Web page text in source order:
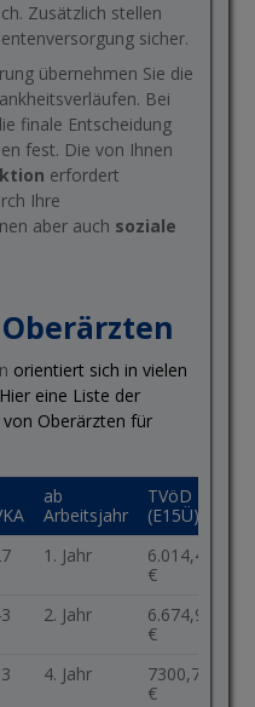
Zusätzlich stellen
sicher.
übernehmen Sie die
Bei
finale Entscheidung
fest. Die von Ihnen
erfordert
Ihre
aber auch soziale
orientiert sich in vielen
eine Liste der
Oberärzten für
ab
Arbeitsjahr
TVöD
(E15Ü)
1. Jahr
6.014,42
€
2. Jahr
6.674,99
€
4. Jahr
7300,76
€